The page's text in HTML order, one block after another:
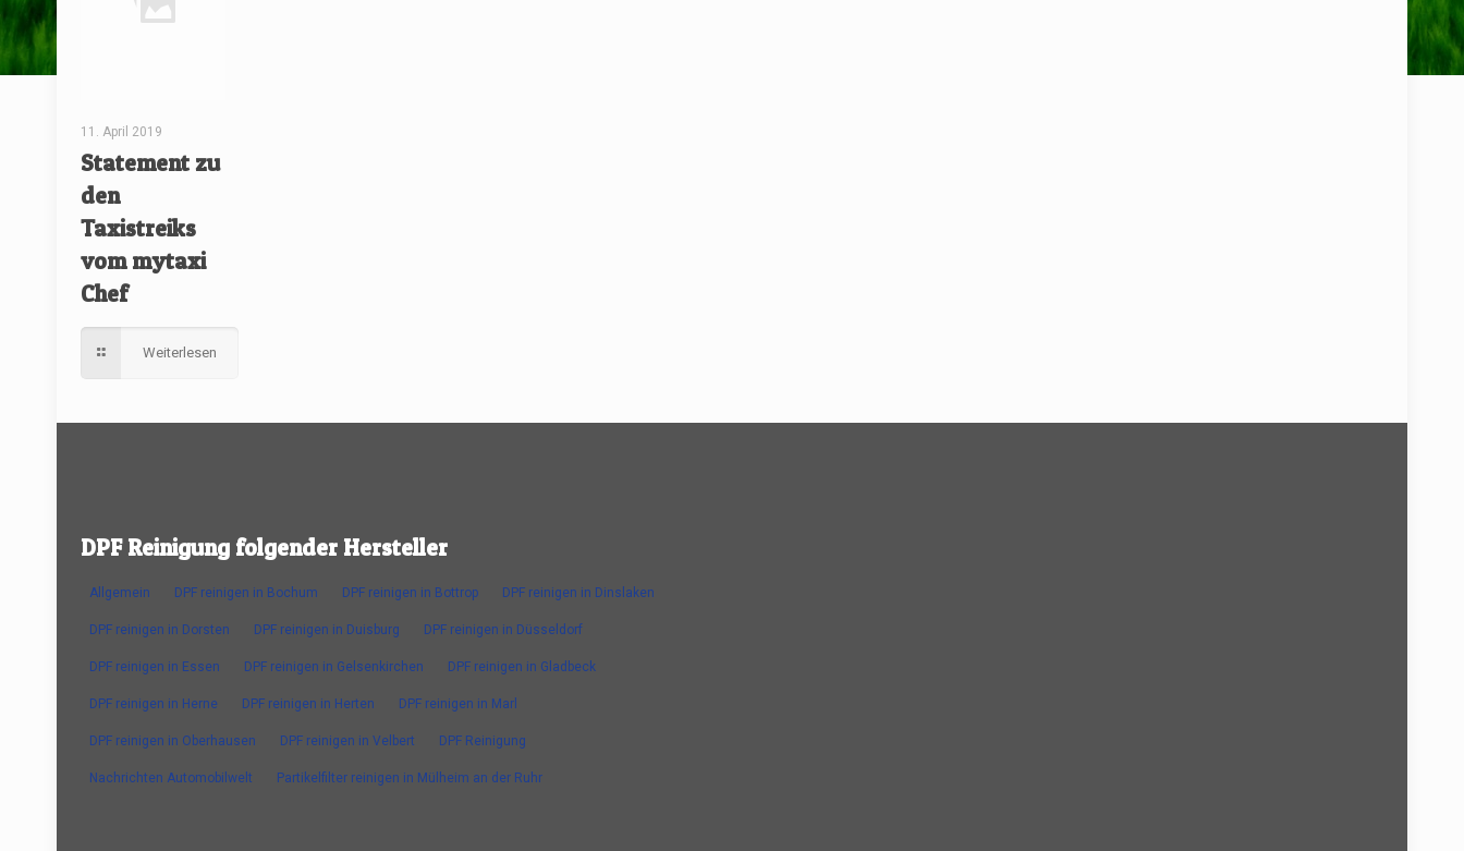
11. April 2019
Statement zu
den
Taxistreiks
vom mytaxi
Chef
Weiterlesen
DPF Reinigung folgender Hersteller
Allgemein DPF reinigen in Bochum DPF reinigen in Bottrop DPF reinigen in Dinslaken
DPF reinigen in Dorsten DPF reinigen in Duisburg DPF reinigen in Düsseldorf
DPF reinigen in Essen DPF reinigen in Gelsenkirchen DPF reinigen in Gladbeck
DPF reinigen in Herne DPF reinigen in Herten DPF reinigen in Marl
DPF reinigen in Oberhausen DPF reinigen in Velbert DPF Reinigung
Nachrichten Automobilwelt Partikelfilter reinigen in Mülheim an der Ruhr